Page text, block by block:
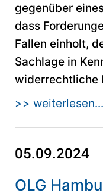
gegenüber
dass
Fallen einholt,
Sachlage in
widerrechtliche
>> weiterlesen...
05.09.2024
OLG